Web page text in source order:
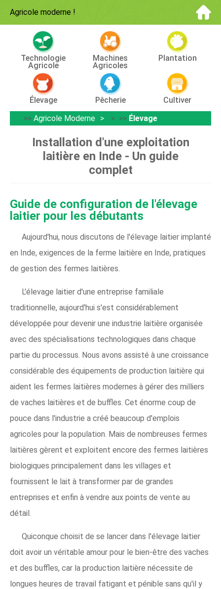
Agricole moderne !
Technologie
Agricole
Machines
Agricoles
Plantation
Élevage Pêcherie
Cultiver
>> Agricole Moderne > >> Élevage
Installation d'une exploitation
laitière en Inde - Un guide
complet
Guide de configuration de l'élevage
laitier pour les débutants
Aujourd'hui, nous discutons de l'élevage laitier implanté
en Inde, exigences de la ferme laitière en Inde, pratiques
de gestion des fermes laitières.
L'élevage laitier d'une entreprise familiale
traditionnelle, aujourd'hui s'est considérablement
développée pour devenir une industrie laitière organisée
avec des spécialisations technologiques dans chaque
partie du processus. Nous avons assisté à une croissance
considérable des équipements de production laitière qui
aident les fermes laitières modernes à gérer des milliers
de vaches laitières et de buffles. Cet énorme coup de
pouce dans l'industrie a créé beaucoup d'emplois
agricoles pour la population. Mais de nombreuses fermes
laitières gèrent et exploitent encore des fermes laitières
biologiques principalement dans les villages et
fournissent le lait à transformer par de grandes
entreprises et enfin à vendre aux points de vente au
détail.
Quiconque choisit de se lancer dans l'élevage laitier
doit avoir un véritable amour pour le bien-être des vaches
et des buffles, car la production laitière nécessite de
longues heures de travail fatigant et pénible sans qu'il y